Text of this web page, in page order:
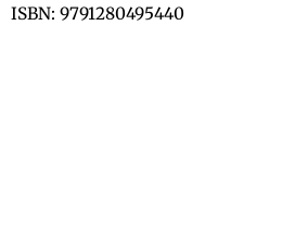
ISBN: 9791280495440